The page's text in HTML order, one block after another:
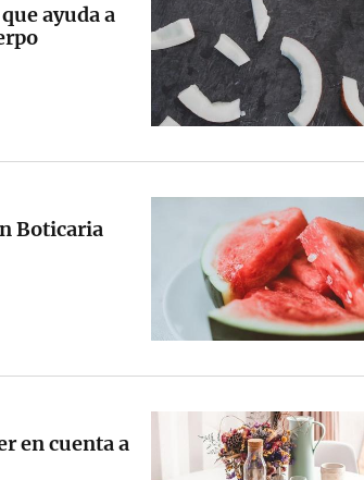
ayuda a
Boticaria
en cuenta a